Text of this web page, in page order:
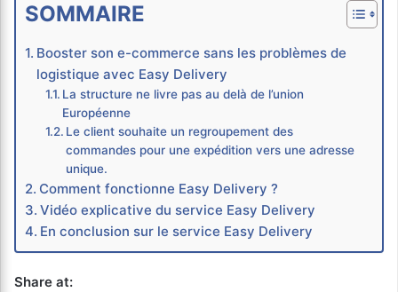
SOMMAIRE
Booster son e-commerce sans les problèmes de
logistique avec Easy Delivery
La structure ne livre pas au delà de l’union
Européenne
Le client souhaite un regroupement des
commandes pour une expédition vers une adresse
unique.
Comment fonctionne Easy Delivery ?
Vidéo explicative du service Easy Delivery
En conclusion sur le service Easy Delivery
Share at: